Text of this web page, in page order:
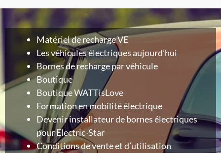
Matériel de recharge VE
Les véhicules électriques aujourd’hui
Bornes de recharge par véhicule
Boutique
Boutique WATTisLove
Formation en mobilité électrique
Devenir installateur de bornes électriques
pour Electric-Star
Conditions de vente et d’utilisation